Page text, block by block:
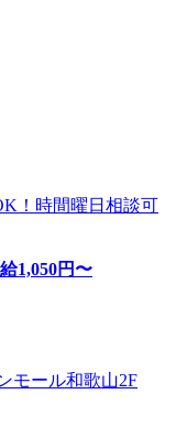
！時間曜日相談可
1,050円〜
モール和歌山2F